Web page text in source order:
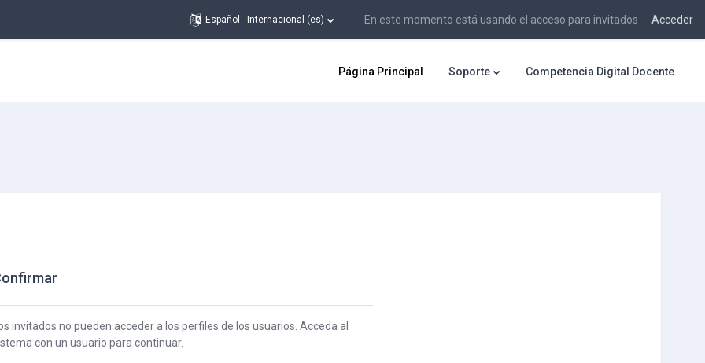
Español - Internacional ‎(es)‎ En este momento está usando el acceso para invitados Acceder
Página Principal Soporte Competencia Digital Docente
invitados no pueden acceder a los perfiles de los usuarios. Acceda al
con un usuario para continuar.